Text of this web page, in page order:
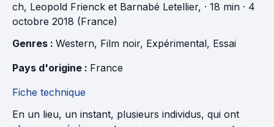
ch, Leopold Frienck et Barnabé Letellier, · 18 min · 4
octobre 2018 (France)
Genres : Western, Film noir, Expérimental, Essai
Pays d'origine : France
Fiche technique
En un lieu, un instant, plusieurs individus, qui ont